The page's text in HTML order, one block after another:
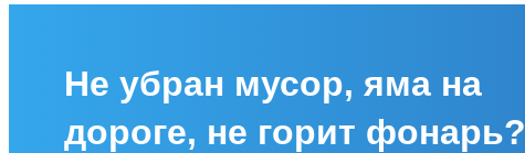
Не убран мусор, яма на
дороге, не горит фонарь?